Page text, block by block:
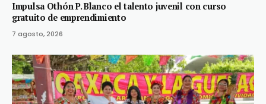
Impulsa Othón P. Blanco el talento juvenil con curso
gratuito de emprendimiento
7 agosto, 2026